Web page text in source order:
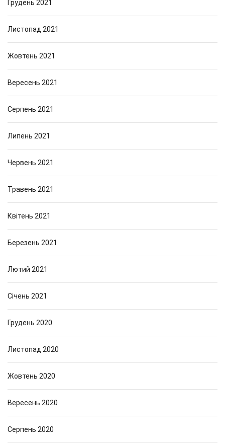
Грудень 2021
Листопад 2021
Жовтень 2021
Вересень 2021
Серпень 2021
Липень 2021
Червень 2021
Травень 2021
Квітень 2021
Березень 2021
Лютий 2021
Січень 2021
Грудень 2020
Листопад 2020
Жовтень 2020
Вересень 2020
Серпень 2020